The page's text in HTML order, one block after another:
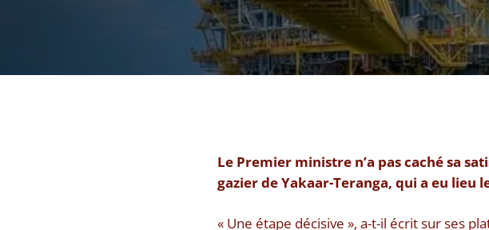
Le Premier ministre n’a pas caché sa
gazier de Yakaar-Teranga, qui a eu lieu
« Une étape décisive », a-t-il écrit sur ses